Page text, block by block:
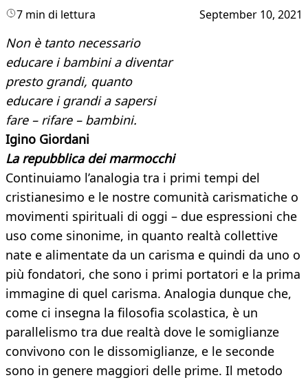
7 min di lettura September 10, 2021
Non è tanto necessario
​educare i bambini a diventar​
presto grandi, quanto
educare i grandi a sapersi
fare – rifare – bambini.
Igino Giordani
La repubblica dei marmocchi
Continuiamo l’analogia tra i primi tempi del
cristianesimo e le nostre comunità carismatiche o
movimenti spirituali di oggi – due espressioni che
uso come sinonime, in quanto realtà collettive
nate e alimentate da un carisma e quindi da uno o
più fondatori, che sono i primi portatori e la prima
immagine di quel carisma. Analogia dunque che,
come ci insegna la filosofia scolastica, è un
parallelismo tra due realtà dove le somiglianze
convivono con le dissomiglianze, e le seconde
sono in genere maggiori delle prime. Il metodo